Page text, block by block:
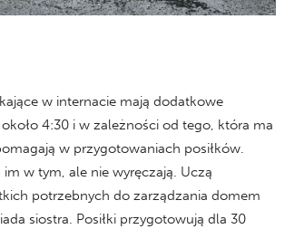
w internacie mają dodatkowe
4:30 i w zależności od tego, która ma
w przygotowaniach posiłków.
im w tym, ale nie wyręczają. Uczą
potrzebnych do zarządzania domem
siostra. Posiłki przygotowują dla 30